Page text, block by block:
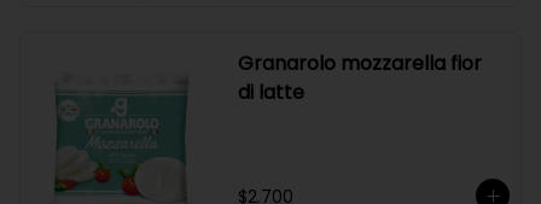
Granarolo mozzarella fior
di latte
$2.700